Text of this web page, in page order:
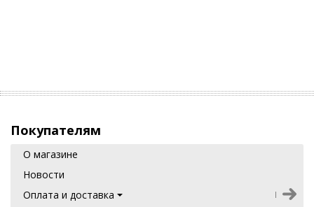
Покупателям
О магазине
Новости
Оплата и доставка